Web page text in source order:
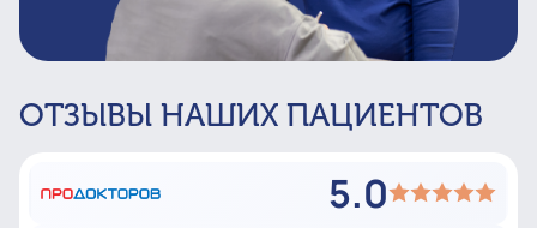
ОТЗЫВЫ НАШИХ ПАЦИЕНТОВ
5.0